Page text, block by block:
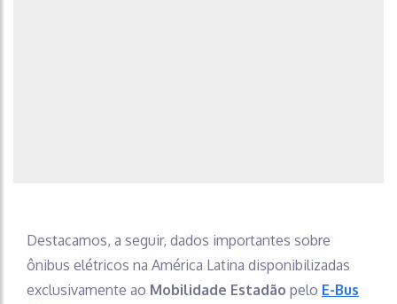
Destacamos, a seguir, dados importantes sobre
ônibus elétricos na América Latina disponibilizadas
exclusivamente ao Mobilidade Estadão pelo E-Bus